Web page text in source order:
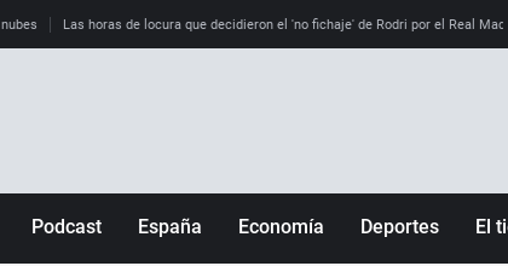
Las horas de locura que decidieron el 'no fichaje' de Rodri por el Real
Podcast España Economía Deportes El